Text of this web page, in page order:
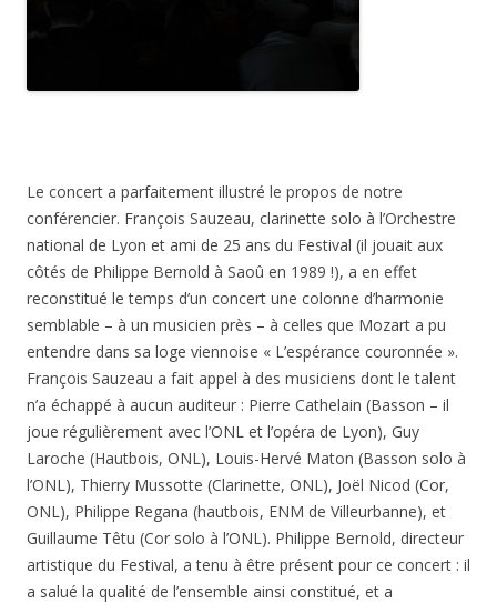
Le concert a parfaitement illustré le propos de notre
conférencier. François Sauzeau, clarinette solo à l’Orchestre
national de Lyon et ami de 25 ans du Festival (il jouait aux
côtés de Philippe Bernold à Saoû en 1989 !), a en effet
reconstitué le temps d’un concert une colonne d’harmonie
semblable – à un musicien près – à celles que Mozart a pu
entendre dans sa loge viennoise « L’espérance couronnée ».
François Sauzeau a fait appel à des musiciens dont le talent
n’a échappé à aucun auditeur : Pierre Cathelain (Basson – il
joue régulièrement avec l’ONL et l’opéra de Lyon), Guy
Laroche (Hautbois, ONL), Louis-Hervé Maton (Basson solo à
l’ONL), Thierry Mussotte (Clarinette, ONL), Joël Nicod (Cor,
ONL), Philippe Regana (hautbois, ENM de Villeurbanne), et
Guillaume Têtu (Cor solo à l’ONL). Philippe Bernold, directeur
artistique du Festival, a tenu à être présent pour ce concert : il
a salué la qualité de l’ensemble ainsi constitué, et a